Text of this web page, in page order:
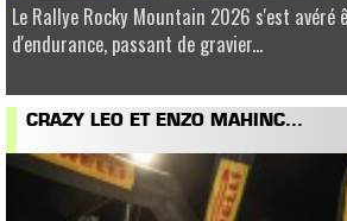
Le Rallye Rocky Mountain 2026 s'est
d'endurance, passant de gravier...
CRAZY LEO ET ENZO MAHINC...